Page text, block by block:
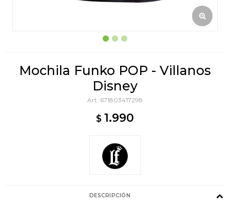
Mochila Funko POP - Villanos
Disney
671803417298
$ 1.990
DESCRIPCIÓN